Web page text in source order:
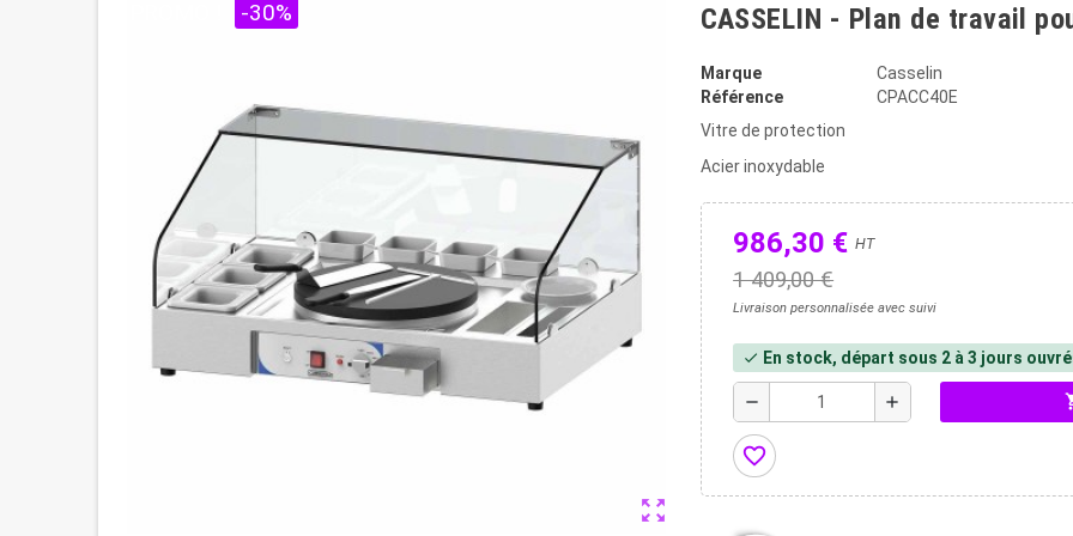
zoom_out_map
-30% CASSELIN - Plan de travail
Marque
Casselin
Référence
CPACC40E
Vitre de protection
Acier inoxydable
986,30 € HT
1 409,00 €
Livraison personnalisée avec suivi
check En stock, départ sous 2 à 3 jours
remove add
favorite_border